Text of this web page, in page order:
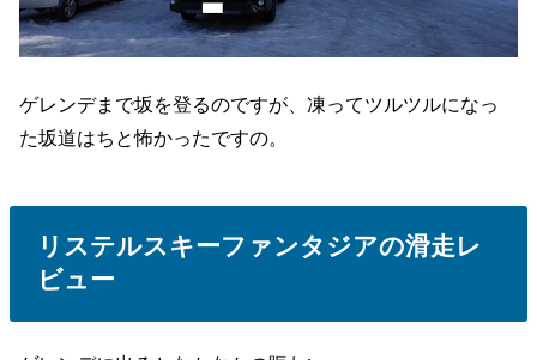
ゲレンデまで坂を登るのですが、凍ってツルツルになっ
た坂道はちと怖かったですの。
リステルスキーファンタジアの滑走レ
ビュー